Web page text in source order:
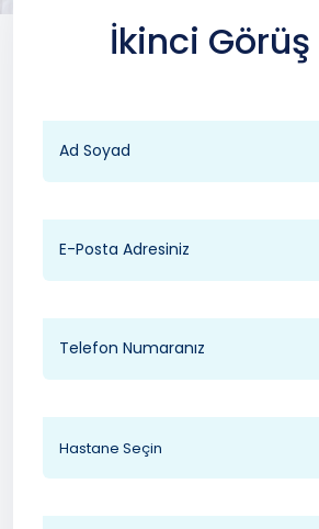
İkinci Görüş
Hastane Seçin